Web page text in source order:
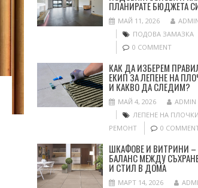
ПЛАНИРАТЕ БЮДЖЕТА
МАЙ 11, 2026
ПОДОВА ЗАМАЗКА
0 COMMENT
КАК ДА ИЗБЕРЕМ
ЕКИП ЗА ЛЕПЕНЕ НА
И КАКВО ДА СЛЕДИМ?
МАЙ 4, 2026
ADMIN
ЛЕПЕНЕ НА ПЛОЧКИ
РЕМОНТ
0
ШКАФОВЕ И ВИТРИНИ –
БАЛАНС МЕЖДУ
И СТИЛ В ДОМА
МАРТ 14, 2026